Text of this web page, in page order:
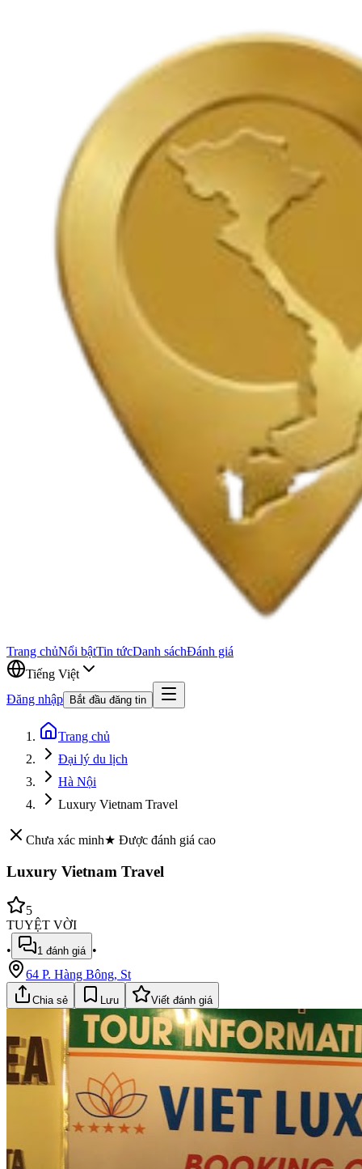
Trang chủNổi bậtTin tứcDanh sáchĐánh giá
Tiếng Việt
Đăng nhập
Bắt đầu đăng tin
Trang chủ
Đại lý du lịch
Hà Nội
Luxury Vietnam Travel
Chưa xác minh★ Được đánh giá cao
Luxury Vietnam Travel
5
TUYỆT VỜI
•
1 đánh giá •
64 P. Hàng Bông, St
Chia sẻ Lưu Viết đánh giá